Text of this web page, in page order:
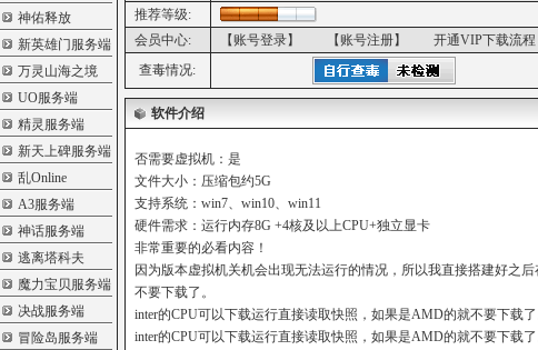
神佑释放
新英雄门服务端
万灵山海之境
UO服务端
精灵服务端
新天上碑服务端
乱Online
A3服务端
神话服务端
逃离塔科夫
魔力宝贝服务端
决战服务端
冒险岛服务端
推荐等级:
会员中心:
【账号登录】 【账号注册】
开通VIP下载流程
查毒情况:
软件介绍
否需要虚拟机：是
文件大小：压缩包约5G
支持系统：win7、win10、win11
硬件需求：运行内存8G +4核及以上CPU+独立显卡
非常重要的必看内容！
因为版本虚拟机关机会出现无法运行的情况，所以我直接搭建好之
不要下载了。
inter的CPU可以下载运行直接读取快照，如果是AMD的就不要下载了
inter的CPU可以下载运行直接读取快照，如果是AMD的就不要下载了